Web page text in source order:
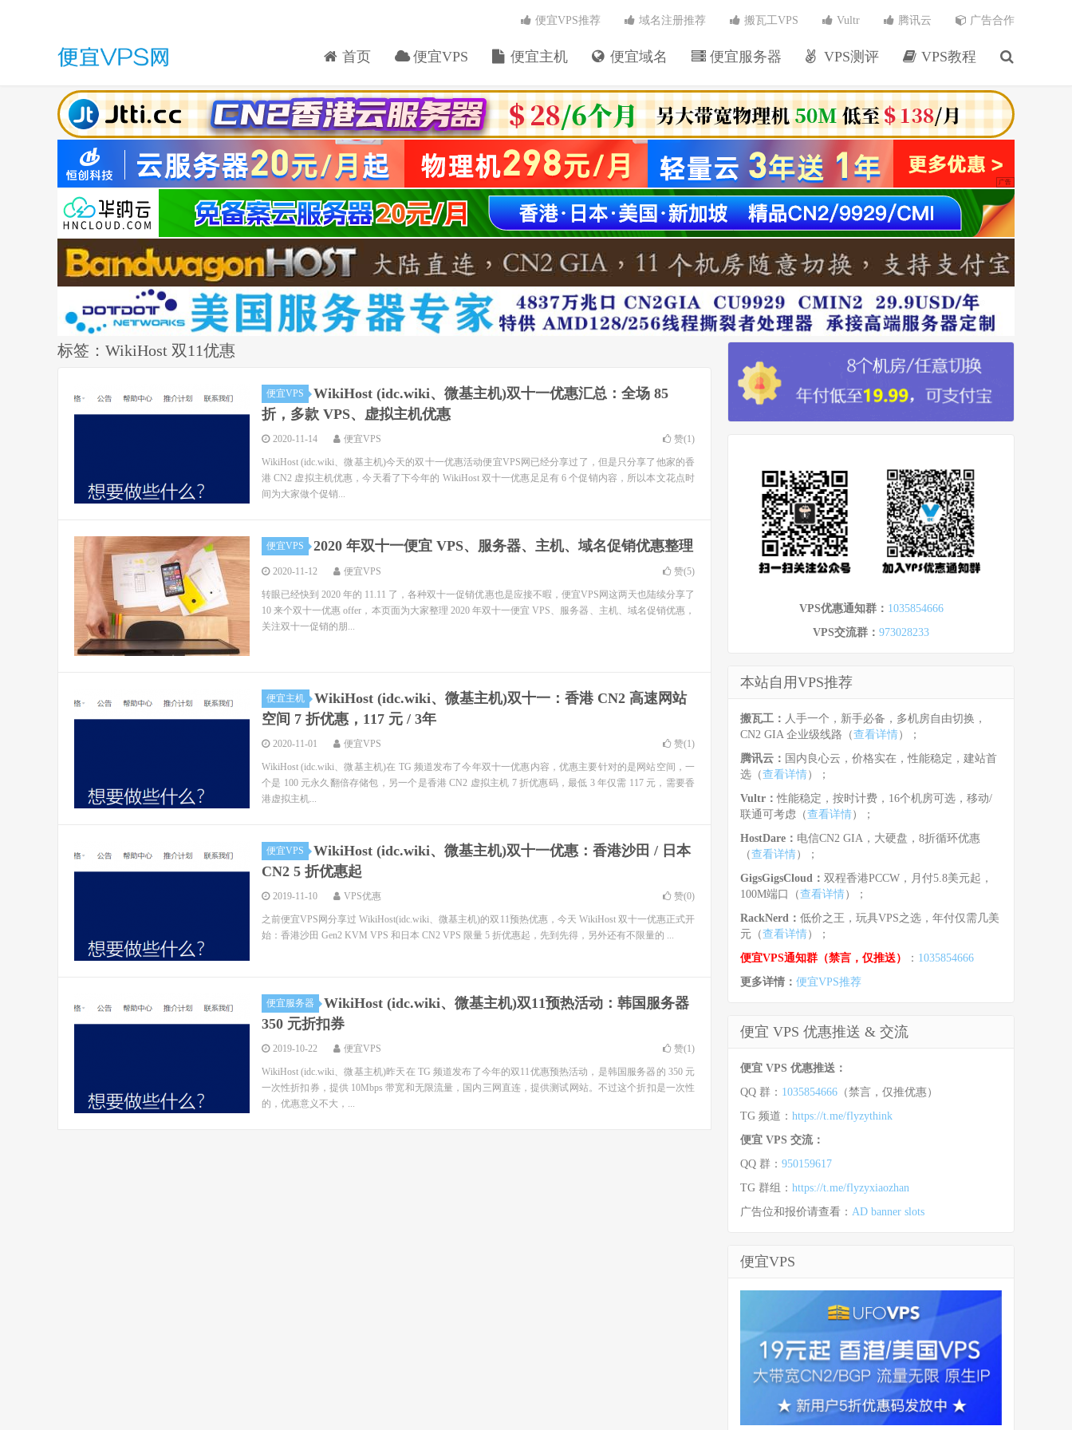
首页 便宜VPS 便宜主机 便宜域名 便宜服务器 VPS测评 VPS教程
便宜VPS推荐 域名注册推荐 搬瓦工VPS Vultr 腾讯云 广告合作
标签：WikiHost 双11优惠
便宜VPS
WikiHost (idc.wiki、微基主机)双十一优惠汇总：全场 85
折，多款 VPS、虚拟主机优惠
2020-11-14 便宜VPS 赞(1)
WikiHost (idc.wiki、微基主机)今天的双十一优惠活动便宜VPS网已经分享过了，但是只分享了他家的香
港 CN2 虚拟主机优惠，今天看了下今年的 WikiHost 双十一优惠足足有 6 个促销内容，所以本文花点时
间为大家做个促销...
便宜VPS 2020 年双十一便宜 VPS、服务器、主机、域名促销优惠整理
2020-11-12 便宜VPS 赞(5)
转眼已经快到 2020 年的 11.11 了，各种双十一促销优惠也是应接不暇，便宜VPS网这两天也陆续分享了
10 来个双十一优惠 offer，本页面为大家整理 2020 年双十一便宜 VPS、服务器、主机、域名促销优惠，
关注双十一促销的朋...
便宜主机
WikiHost (idc.wiki、微基主机)双十一：香港 CN2 高速网站
空间 7 折优惠，117 元 / 3年
2020-11-01 便宜VPS 赞(1)
WikiHost (idc.wiki、微基主机)在 TG 频道发布了今年双十一优惠内容，优惠主要针对的是网站空间，一
个是 100 元永久翻倍存储包，另一个是香港 CN2 虚拟主机 7 折优惠码，最低 3 年仅需 117 元，需要香
港虚拟主机...
便宜VPS
WikiHost (idc.wiki、微基主机)双十一优惠：香港沙田 / 日本
CN2 5 折优惠起
2019-11-10 VPS优惠 赞(0)
之前便宜VPS网分享过 WikiHost(idc.wiki、微基主机)的双11预热优惠，今天 WikiHost 双十一优惠正式开
始：香港沙田 Gen2 KVM VPS 和日本 CN2 VPS 限量 5 折优惠起，先到先得，另外还有不限量的 ...
便宜服务器
WikiHost (idc.wiki、微基主机)双11预热活动：韩国服务器
350 元折扣券
2019-10-22 便宜VPS 赞(1)
WikiHost (idc.wiki、微基主机)昨天在 TG 频道发布了今年的双11优惠预热活动，是韩国服务器的 350 元
一次性折扣券，提供 10Mbps 带宽和无限流量，国内三网直连，提供测试网站。不过这个折扣是一次性
的，优惠意义不大，...
VPS优惠通知群： 1035854666
VPS交流群： 973028233
本站自用VPS推荐
搬瓦工： 人手一个，新手必备，多机房自由切换，
CN2 GIA 企业级线路（查看详情）；
腾讯云： 国内良心云，价格实在，性能稳定，建站首
选（查看详情）；
Vultr：性能稳定，按时计费，16个机房可选，移动/
联通可考虑（查看详情）；
HostDare： 电信CN2 GIA，大硬盘，8折循环优惠
（查看详情）；
GigsGigsCloud： 双程香港PCCW，月付5.8美元起，
100M端口（查看详情）；
RackNerd： 低价之王，玩具VPS之选，年付仅需几美
元（查看详情）；
便宜VPS通知群（禁言，仅推送）
： 1035854666
更多详情： 便宜VPS推荐
便宜 VPS 优惠推送 & 交流
便宜 VPS 优惠推送：
QQ 群： 1035854666 （禁言，仅推优惠）
TG 频道： https://t.me/flyzythink
便宜 VPS 交流：
QQ 群： 950159617
TG 群组： https://t.me/flyzyxiaozhan
广告位和报价请查看： AD banner slots
便宜VPS